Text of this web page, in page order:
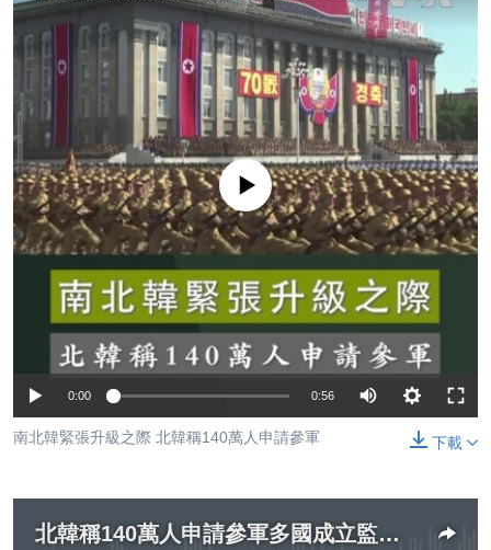
航
檢
索
揭謊頻道
美國
中國
國際
經貿
視頻
每日視頻新聞
VOA 60秒 (國際)
美國專訊
視頻存檔
音頻
時事經緯
新聞音頻
海外港人
廣播節目表
關注我們
No media source currently available
0:00 0:56
下載
南北韓緊張升級之際 北韓稱140萬人申請參軍
北韓稱140萬人申請參軍多國成立監督對朝制裁的機構